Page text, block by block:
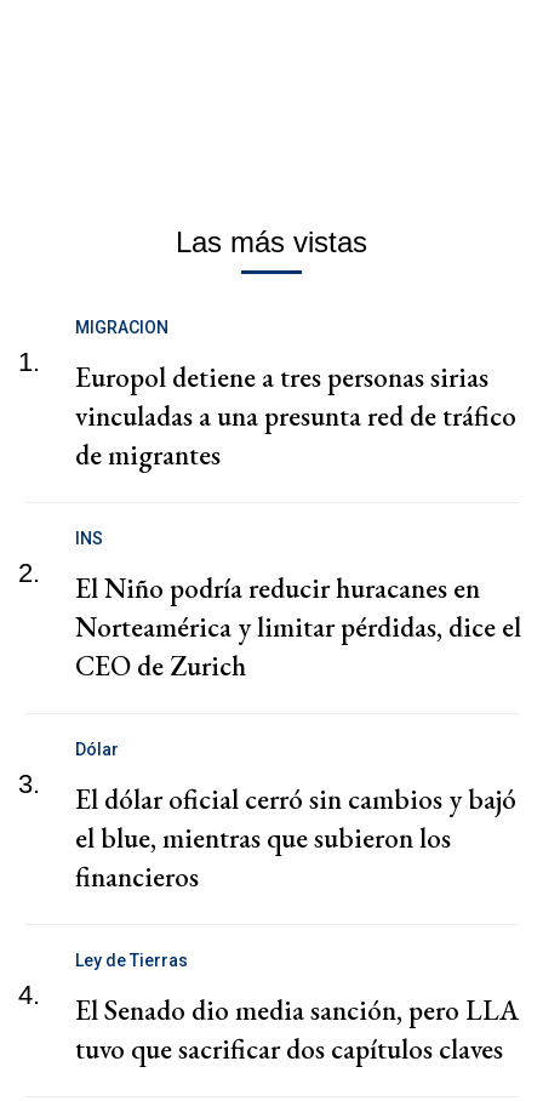
Las más vistas
1.
MIGRACION
Europol detiene a tres personas sirias
vinculadas a una presunta red de tráfico
de migrantes
2.
INS
El Niño podría reducir huracanes en
Norteamérica y limitar pérdidas, dice el
CEO de Zurich
3.
Dólar
El dólar oficial cerró sin cambios y bajó
el blue, mientras que subieron los
financieros
4.
Ley de Tierras
El Senado dio media sanción, pero LLA
tuvo que sacrificar dos capítulos claves